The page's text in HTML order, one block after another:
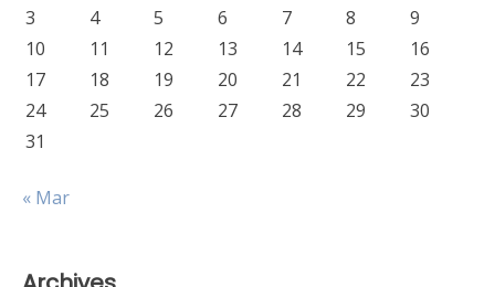
3
4 5 6 7 8
9
10
11 12 13 14 15
16
17
18 19 20 21 22
23
24
25 26 27 28 29
30
31
« Mar